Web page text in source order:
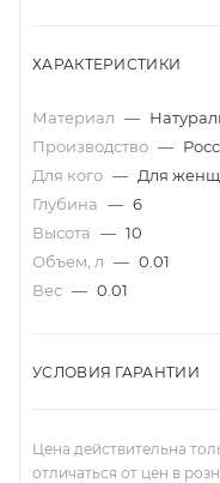
ХАРАКТЕРИСТИКИ
Материал —
Производство —
Для кого — Для
Глубина — 6
Высота — 10
Объем, л — 0.01
Вес — 0.01
УСЛОВИЯ ГАРАНТИИ
Цена действительна
отличаться от цен в